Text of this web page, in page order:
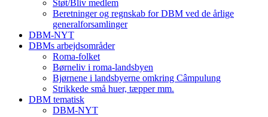
Støt/Bliv medlem
Beretninger og regnskab for DBM ved de årlige
generalforsamlinger
DBM-NYT
DBMs arbejdsområder
Roma-folket
Børneliv i roma-landsbyen
Bjørnene i landsbyerne omkring Câmpulung
Strikkede små huer, tæpper mm.
DBM tematisk
DBM-NYT